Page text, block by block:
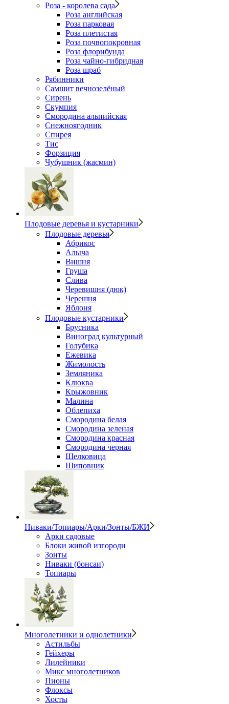
Роза - королева сада
Роза английская
Роза парковая
Роза плетистая
Роза почвопокровная
Роза флорибунда
Роза чайно-гибридная
Роза шраб
Рябинники
Самшит вечнозелёный
Сирень
Скумпия
Смородина альпийская
Снежноягодник
Спирея
Тис
Форзиция
Чубушник (жасмин)
Плодовые деревья и кустарники
Плодовые деревья
Абрикос
Алыча
Вишня
Груша
Слива
Черевишня (дюк)
Черешня
Яблоня
Плодовые кустарники
Брусника
Виноград культурный
Голубика
Ежевика
Жимолость
Земляника
Клюква
Крыжовник
Малина
Облепиха
Смородина белая
Смородина зеленая
Смородина красная
Смородина черная
Шелковица
Шиповник
Ниваки/Топиары/Арки/Зонты/БЖИ
Арки садовые
Блоки живой изгороди
Зонты
Ниваки (бонсаи)
Топиары
Многолетники и однолетники
Астильбы
Гейхеры
Лилейники
Микс многолетников
Пионы
Флоксы
Хосты